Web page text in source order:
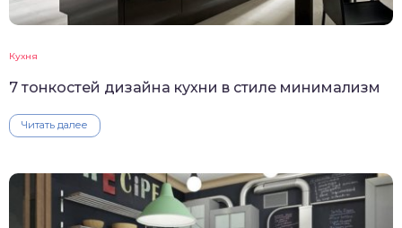
Кухня
7 тонкостей дизайна кухни в стиле минимализм
Читать далее